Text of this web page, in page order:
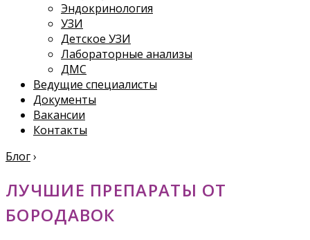
Эндокринология
УЗИ
Детское УЗИ
Лабораторные анализы
ДМС
Ведущие специалисты
Документы
Вакансии
Контакты
Блог›
ЛУЧШИЕ ПРЕПАРАТЫ ОТ
БОРОДАВОК